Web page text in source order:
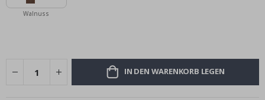
Walnuss
IN DEN WARENKORB LEGEN